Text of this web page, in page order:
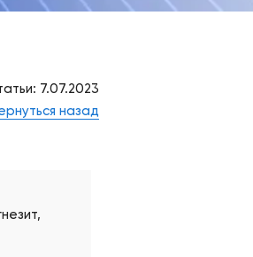
7.07.2023
назад